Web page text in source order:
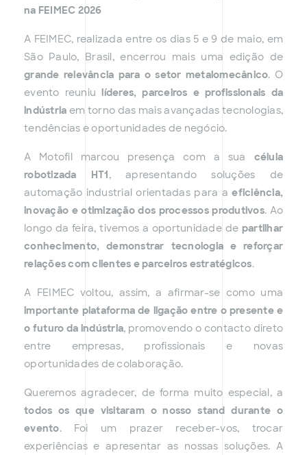
na FEIMEC 2026
A FEIMEC, realizada entre os dias 5 e 9 de maio, em
São Paulo, Brasil, encerrou mais uma edição de
grande relevância para o setor metalomecânico. O
evento reuniulíderes, parceiros e profissionais da
indústria em torno das mais avançadas tecnologias,
tendências e oportunidades de negócio.
A Motofil marcou presença com a sua célula
robotizada HT1, apresentando soluções de
automação industrial orientadas para aeficiência,
inovação e otimização dos processos produtivos. Ao
longo da feira, tivemos a oportunidade de partilhar
conhecimento, demonstrar tecnologia e reforçar
relações com clientes e parceiros estratégicos.
A FEIMEC voltou, assim, a afirmar-se como uma
importante plataforma de ligação entre o presente e
o futuro da indústria, promovendo o contacto direto
entre empresas, profissionais e novas
oportunidades de colaboração.
Queremos agradecer, de forma muito especial, a
todos os que visitaram o nosso stand durante o
evento. Foi um prazer receber-vos, trocar
experiências e apresentar as nossas soluções. A